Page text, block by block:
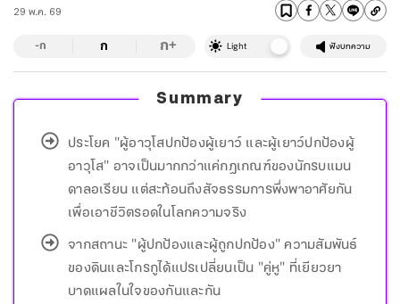
29 พ.ค. 69
-ก ก ก+ Light ฟังบทความ
Summary
ประโยค "ผู้อาวุโสปกป้องผู้เยาว์ และผู้เยาว์ปกป้องผู้
อาวุโส" อาจเป็นมากกว่าแค่กฎเกณฑ์ของนักรบแมน
ดาลอเรียน แต่สะท้อนถึงสัจธรรมการพึ่งพาอาศัยกัน
เพื่อเอาชีวิตรอดในโลกความจริง
จากสถานะ "ผู้ปกป้องและผู้ถูกปกป้อง" ความสัมพันธ์
ของดินและโกรกูได้แปรเปลี่ยนเป็น "คู่หู" ที่เยียวยา
บาดแผลในใจของกันและกัน